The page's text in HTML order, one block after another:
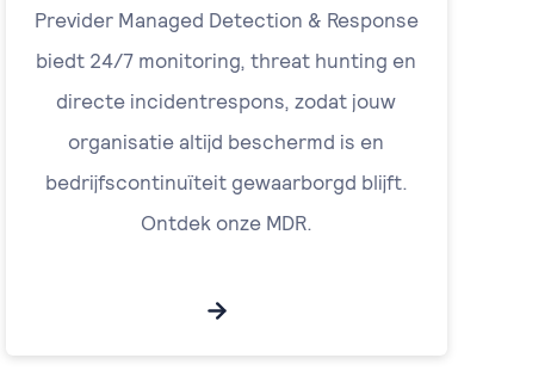
Previder Managed Detection & Response
biedt 24/7 monitoring, threat hunting en
directe incidentrespons, zodat jouw
organisatie altijd beschermd is en
bedrijfscontinuïteit gewaarborgd blijft.
Ontdek onze MDR.